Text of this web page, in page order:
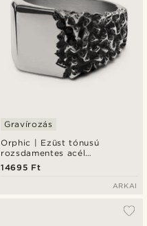
Orphic | Ezüst tónusú
rozsdamentes acél
pecsétgyűrű, vulkáni kőzet
kialakítással és fekete
Gravírozás
14695 Ft
ARKAI